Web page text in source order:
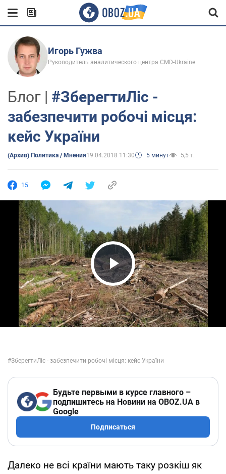
Игорь Гужва
Руководитель аналитического центра CMD-Ukraine
Блог | #ЗберегтиЛіс -
забезпечити робочі місця:
кейс України
(Архив) Политика / Мнения19.04.2018 11:30 5 минут 5,5 т.
15
Play Video
Будьте первыми в курсе главного –
подпишитесь на Новини на OBOZ.UA в
Google
Подписаться
Далеко не всі країни мають таку розкіш як